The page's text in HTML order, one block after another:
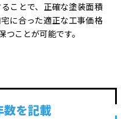
ことで、正確な塗装面積
に合った適正な工事価格
ことが可能です。
数を記載